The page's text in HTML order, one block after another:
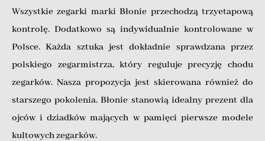
Wszystkie zegarki marki Błonie przechodzą trzyetapową
kontrolę. Dodatkowo są indywidualnie kontrolowane w
Polsce. Każda sztuka jest dokładnie sprawdzana przez
polskiego zegarmistrza, który reguluje precyzję chodu
zegarków. Nasza propozycja jest skierowana również do
starszego pokolenia. Błonie stanowią idealny prezent dla
ojców i dziadków mających w pamięci pierwsze modele
kultowych zegarków.